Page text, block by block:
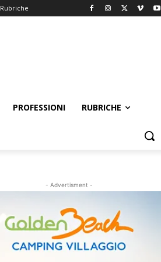
Rubriche
PROFESSIONI RUBRICHE
- Advertisment -